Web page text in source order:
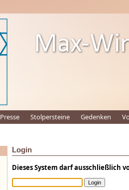
Presse Stolpersteine Gedenken
Login
Dieses System darf ausschließlich